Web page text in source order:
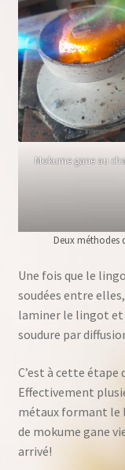
Mokume gane au
Deux
Une fois que le
soudées entre
laminer le lingot et
soudure par
C’est à cette étape
Effectivement
métaux formant le
de mokume gane
arrivé!